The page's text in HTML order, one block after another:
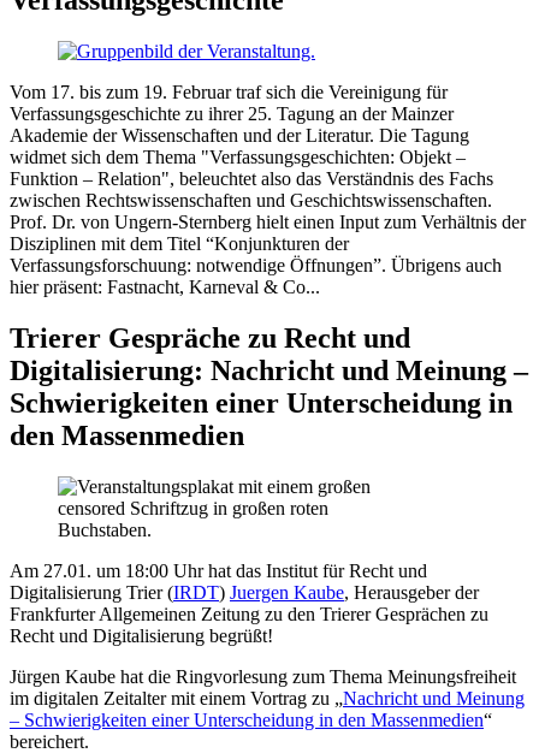
Vom 17. bis zum 19. Februar traf sich die Vereinigung für
Verfassungsgeschichte zu ihrer 25. Tagung an der Mainzer
Akademie der Wissenschaften und der Literatur. Die Tagung
widmet sich dem Thema "Verfassungsgeschichten: Objekt –
Funktion – Relation", beleuchtet also das Verständnis des Fachs
zwischen Rechtswissenschaften und Geschichtswissenschaften.
Prof. Dr. von Ungern-Sternberg hielt einen Input zum Verhältnis der
Disziplinen mit dem Titel “Konjunkturen der
Verfassungsforschuung: notwendige Öffnungen”. Übrigens auch
hier präsent: Fastnacht, Karneval & Co...
Trierer Gespräche zu Recht und
Digitalisierung: Nachricht und Meinung –
Schwierigkeiten einer Unterscheidung in
den Massenmedien
Am 27.01. um 18:00 Uhr hat das Institut für Recht und
Digitalisierung Trier (IRDT) Juergen Kaube, Herausgeber der
Frankfurter Allgemeinen Zeitung zu den Trierer Gesprächen zu
Recht und Digitalisierung begrüßt!
Jürgen Kaube hat die Ringvorlesung zum Thema Meinungsfreiheit
im digitalen Zeitalter mit einem Vortrag zu „Nachricht und Meinung
– Schwierigkeiten einer Unterscheidung in den Massenmedien“
bereichert.